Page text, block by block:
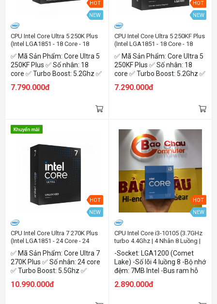
HOT
NEW
CPU Intel Core Ultra 5 250K Plus
(Intel LGA1851 - 18 Core - 18
Thread - Base 3.3Ghz - Turbo
5.3Ghz - Cache 30MB - IGPU)
✅ Mã Sản Phẩm: Core Ultra 5
250KF Plus ✅ Số nhân: 18
core ✅ Turbo Boost: 5.2Ghz ✅
✅ Nhân Đồ Họa: Intel Graphics
7.790.000đ
HOT
NEW
CPU Intel Core Ultra 5 250KF Plus
(Intel LGA1851 - 18 Core - 18
Thread - Base 3.3Ghz - Turbo
5.3Ghz - Cache 30MB - No IGPU)
✅ Mã Sản Phẩm: Core Ultra 5
250KF Plus ✅ Số nhân: 18
core ✅ Turbo Boost: 5.2Ghz ✅
✅ Nhân Đồ Họa: Intel Graphics
7.290.000đ
HOT
NEW
CPU Intel Core Ultra 7 270K Plus
(Intel LGA1851 - 24 Core - 24
Thread - Base 3.2Ghz - Turbo
5.5Ghz - Cache 36MB)
✅ Mã Sản Phẩm: Core Ultra 7
270K Plus ✅ Số nhân: 24 core
✅ Turbo Boost: 5.5Ghz ✅
✅ Nhân Đồ Họa: Intel Graphics
10.990.000đ
HOT
NEW
CPU Intel Core i3-10105 (3.7GHz
turbo 4.4Ghz | 4 Nhân 8 Luồng |
6MB Cache | 65W| HD graphic)
-Socket: LGA1200 (Comet
Lake) -Số lõi 4 luồng 8 -Bộ nhớ
đệm: 7MB Intel -Bus ram hỗ
thụ điện: 65W -Nhân đồ họa
2.890.000đ